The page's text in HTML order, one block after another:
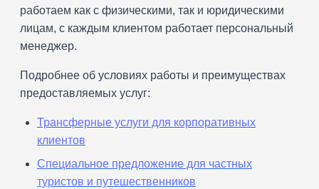
работаем как с физическими, так и юридическими
лицам, с каждым клиентом работает персональный
менеджер.
Подробнее об условиях работы и преимуществах
предоставляемых услуг:
Трансферные услуги для корпоративных
клиентов
Специальное предложение для частных
туристов и путешественников